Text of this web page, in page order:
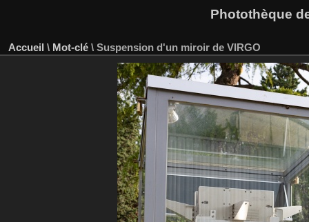
Photothèque
Accueil \ Mot-clé \ Suspension d'un miroir de VIRGO